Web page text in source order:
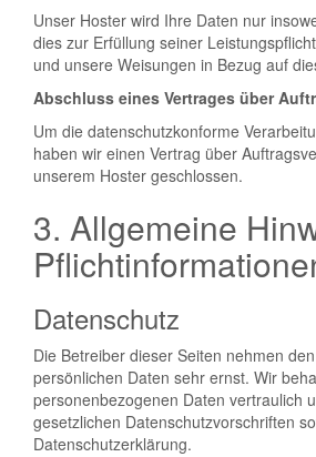
Unser Hoster wird Ihre Daten nur
dies zur Erfüllung seiner
und unsere Weisungen in Bezug auf
Abschluss eines Vertrages über
Um die datenschutzkonforme
haben wir einen Vertrag über
unserem Hoster geschlossen.
3. Allgemeine
Datenschutz
Die Betreiber dieser Seiten nehmen
persönlichen Daten sehr ernst. Wir
personenbezogenen Daten vertraulich
gesetzlichen Datenschutzvorschriften
Datenschutzerklärung.